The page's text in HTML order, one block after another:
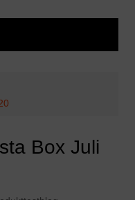
Box Juli